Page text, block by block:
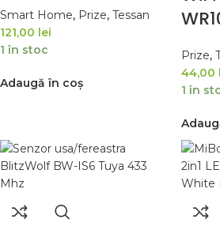
Smart Home, Prize, Tessan
121,00 lei
1 în stoc
Adaugă în coș
Prize,
44,00
1 în